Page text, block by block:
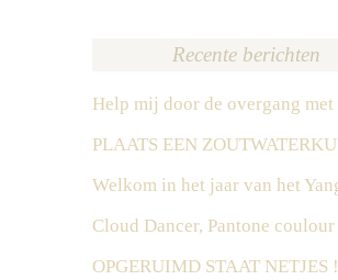
Recente berichten
OPGERUIMD STAAT NETJES !